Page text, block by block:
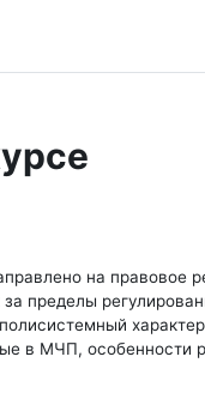
на правовое
пределы
в МЧП,